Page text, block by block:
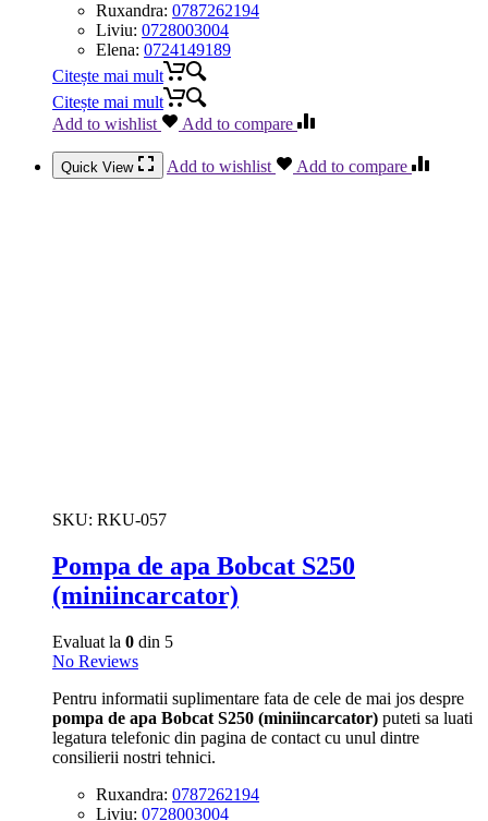
Ruxandra: 0787262194
Liviu: 0728003004
Elena: 0724149189
Citește mai mult
Citește mai mult
Add to wishlist
Add to compare
Quick View Add to wishlist Add to compare
SKU: RKU-057
Pompa de apa Bobcat S250
(miniincarcator)
Evaluat la 0 din 5
No Reviews
Pentru informatii suplimentare fata de cele de mai jos despre
pompa de apa Bobcat S250 (miniincarcator) puteti sa luati
legatura telefonic din pagina de contact cu unul dintre
consilierii nostri tehnici.
Ruxandra: 0787262194
Liviu: 0728003004